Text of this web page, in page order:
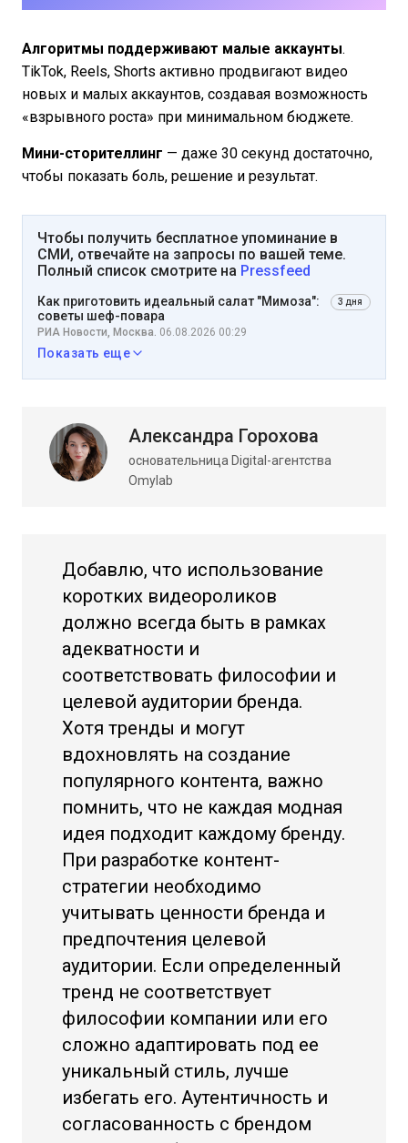
Алгоритмы поддерживают малые аккаунты.
TikTok, Reels, Shorts активно продвигают видео
новых и малых аккаунтов, создавая возможность
«взрывного роста» при минимальном бюджете.
Мини-сторителлинг — даже 30 секунд достаточно,
чтобы показать боль, решение и результат.
Чтобы получить бесплатное упоминание в
СМИ, отвечайте на запросы по вашей теме.
Полный список смотрите на Pressfeed
Как приготовить идеальный салат "Мимоза":
советы шеф-повара
3 дня
РИА Новости, Москва. 06.08.2026 00:29
Показать еще
Александра Горохова
основательница Digital-агентства
Omylab
Добавлю, что использование
коротких видеороликов
должно всегда быть в рамках
адекватности и
соответствовать философии и
целевой аудитории бренда.
Хотя тренды и могут
вдохновлять на создание
популярного контента, важно
помнить, что не каждая модная
идея подходит каждому бренду.
При разработке контент-
стратегии необходимо
учитывать ценности бренда и
предпочтения целевой
аудитории. Если определенный
тренд не соответствует
философии компании или его
сложно адаптировать под ее
уникальный стиль, лучше
избегать его. Аутентичность и
согласованность с брендом